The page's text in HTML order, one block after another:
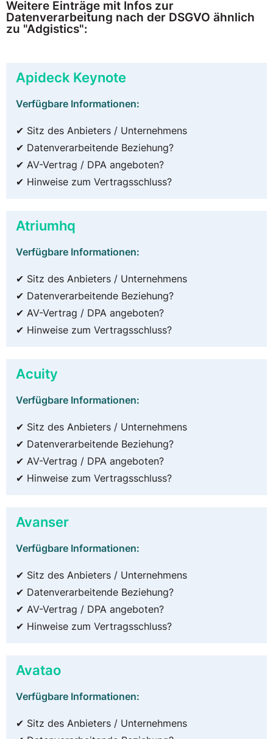
Weitere Einträge mit Infos zur
Datenverarbeitung nach der DSGVO ähnlich
zu "Adgistics":
Apideck Keynote
Verfügbare Informationen:
✔ Sitz des Anbieters / Unternehmens
✔ Datenverarbeitende Beziehung?
✔ AV-Vertrag / DPA angeboten?
✔ Hinweise zum Vertragsschluss?
Atriumhq
Verfügbare Informationen:
✔ Sitz des Anbieters / Unternehmens
✔ Datenverarbeitende Beziehung?
✔ AV-Vertrag / DPA angeboten?
✔ Hinweise zum Vertragsschluss?
Acuity
Verfügbare Informationen:
✔ Sitz des Anbieters / Unternehmens
✔ Datenverarbeitende Beziehung?
✔ AV-Vertrag / DPA angeboten?
✔ Hinweise zum Vertragsschluss?
Avanser
Verfügbare Informationen:
✔ Sitz des Anbieters / Unternehmens
✔ Datenverarbeitende Beziehung?
✔ AV-Vertrag / DPA angeboten?
✔ Hinweise zum Vertragsschluss?
Avatao
Verfügbare Informationen:
✔ Sitz des Anbieters / Unternehmens